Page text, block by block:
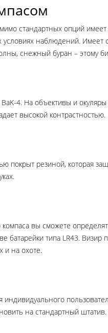
стандартных опций
наблюдений.
снежный буран – этому
4. На объективы и
высокой контрастностью.
резиной, которая
вы сможете
батарейки типа LR43.
и на охоте.
на стандартный штатив.